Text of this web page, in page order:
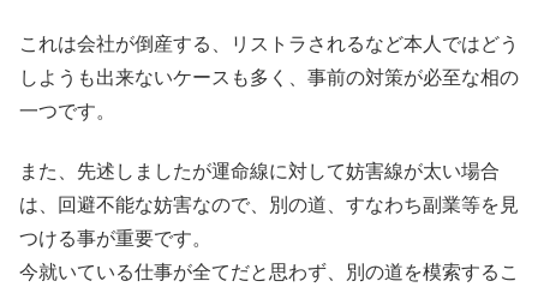
これは会社が倒産する、リストラされるなど本人ではどう
しようも出来ないケースも多く、事前の対策が必至な相の
一つです。
また、先述しましたが運命線に対して妨害線が太い場合
は、回避不能な妨害なので、別の道、すなわち副業等を見
つける事が重要です。
今就いている仕事が全てだと思わず、別の道を模索するこ